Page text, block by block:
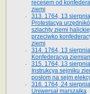
recesem od
ziemi
313. 1764, 13
Protestacya
szlachty ziemi
przeciwko
ziemi
314. 1764, 13
Konfederacya
315. 1764, 13
Instrukcya sejmiku
posłom na sejm
316. 1764, 24
Uniwersał marszałka